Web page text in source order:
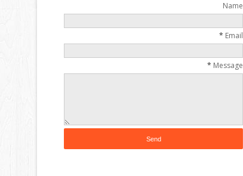
Name
Email
*
Message
*